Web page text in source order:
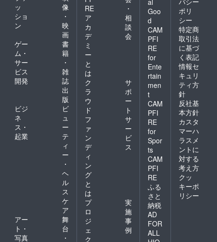
ッ
ショ
ン
像
・
映
画
ゲー
ム・
サー
ビス
開発
書
籍
・
雑
誌
出
版
ビジ
ネ
ス・
起業
ビ
ュ
ー
テ
ィ
ー
・
ヘ
ル
ス
ケ
ア
アー
ト・
写真
舞
台
・
RE
ア
カ
デ
ミ
ー
と
は
・
相
談
会
ク
ラ
ウ
ド
フ
ァ
ン
デ
ィ
ン
グ
と
は
サ
ポ
ー
ト
サ
ー
ビ
ス
プ
ロ
ジ
ェ
ク
実
施
事
例
Goo
d
CAM
PFI
RE
for
Ente
rtain
men
t
CAM
PFI
RE
for
Spor
ts
CAM
PFI
RE
ふる
さと
納税
AD
FOR
ALL
ポリ
シー
特定商
取引法
に基づ
く表記
情報セ
キュリ
ティ方
針
反社基
本方針
カスタ
マーハ
ラスメ
ントに
対する
考え方
クッ
キーポ
リシー